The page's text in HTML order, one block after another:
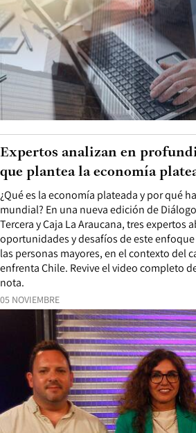
05 NOVIEMBRE
¿Qué es la economía plateada y por qué
mundial? En una nueva edición de
Tercera y Caja La Araucana, tres expertos
oportunidades y desafíos de este
las personas mayores, en el contexto del
enfrenta Chile. Revive el video completo
nota.
Expertos analizan en
que plantea la economía